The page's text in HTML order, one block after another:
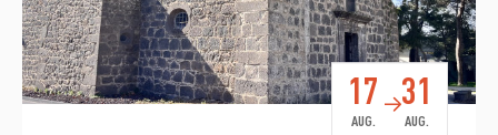
17
AUG.
31
AUG.